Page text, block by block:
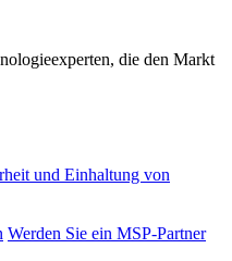
die den Markt
und Einhaltung von
Werden Sie ein MSP-Partner